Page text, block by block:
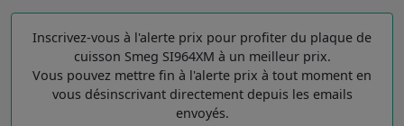
Inscrivez-vous à l'alerte prix pour profiter du plaque de
cuisson Smeg SI964XM à un meilleur prix.
Vous pouvez mettre fin à l'alerte prix à tout moment en
vous désinscrivant directement depuis les emails
envoyés.